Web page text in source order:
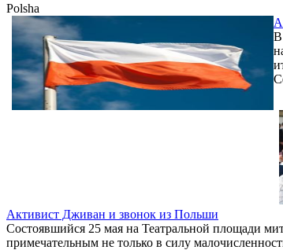
Polsha
В
Активист Дживан и звонок из Польши
Состоявшийся 25 мая на Театральной площади
примечательным не только в силу